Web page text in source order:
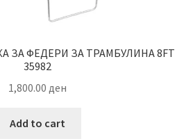
ЗА ФЕДЕРИ ЗА ТРАМБУЛИНА 8FT
35982
1,800.00 ден
Add to cart